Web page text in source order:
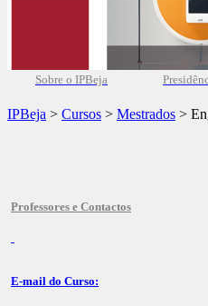
Sobre o IPBeja
IPBeja > Cursos > Mestrados >
Professores e Contactos
E-mail do Curso: